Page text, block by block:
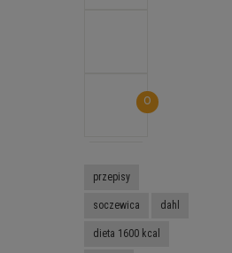
0
przepisy
soczewica dahl
dieta 1600 kcal